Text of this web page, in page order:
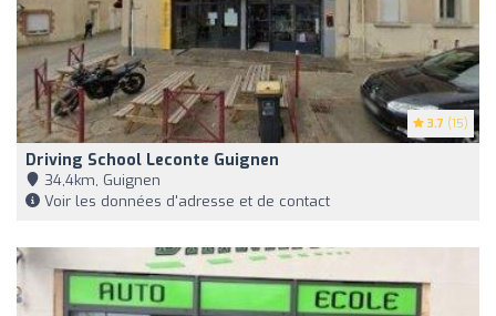
3.7 (15)
Driving School Leconte Guignen
34,4km, Guignen
Voir les données d'adresse et de contact